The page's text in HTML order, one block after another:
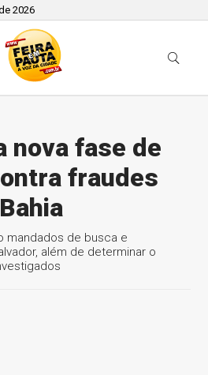
2026
nova fase de
fraudes
mandados de busca e
além de determinar o